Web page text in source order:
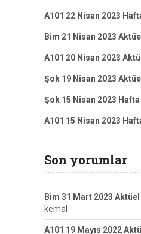
A101 22 Nisan 2023
Bim 21 Nisan 2023
A101 20 Nisan 2023
Şok 19 Nisan 2023
Şok 15 Nisan 2023 Hafta
A101 15 Nisan 2023
Son yorumlar
Bim 31 Mart 2023
kemal
A101 19 Mayıs 2022